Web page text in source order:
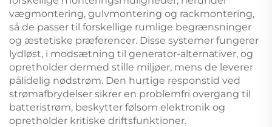
vægmontering, gulvmontering og rackmontering,
så de passer til forskellige rumlige begrænsninger
og æstetiske præferencer. Disse systemer fungerer
lydløst, i modsætning til generator-alternativer, og
opretholder dermed stille miljøer, mens de leverer
pålidelig nødstrøm. Den hurtige responstid ved
strømafbrydelser sikrer en problemfri overgang til
batteristrøm, beskytter følsom elektronik og
opretholder kritiske driftsfunktioner.